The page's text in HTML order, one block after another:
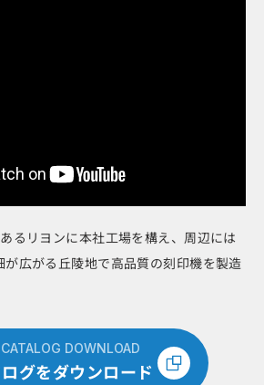
るリヨンに本社工場を構え、周辺には
広がる丘陵地で高品質の刻印機を製造
DOWNLOAD
グをダウンロード